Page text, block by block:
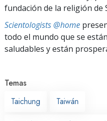
fundación de la religión de
Scientologists @home
todo el mundo que se
saludables y están
Temas
Taichung
Taiwán